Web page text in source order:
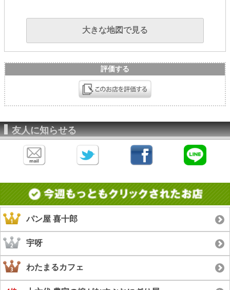
大きな地図で見る
評価する
友人に知らせる
パン屋 喜十郎
宇呀
わたまるカフェ